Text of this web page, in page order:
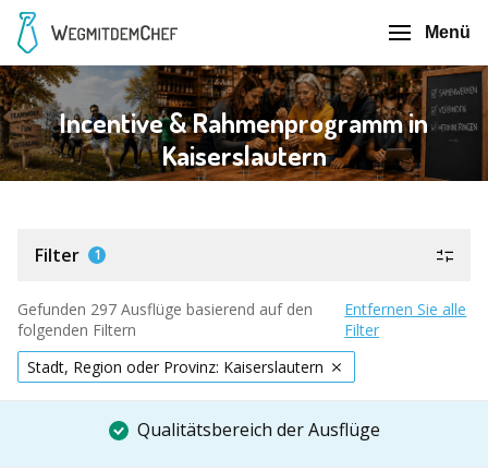
Menü
Incentive & Rahmenprogramm in
Kaiserslautern
Filter 1
Gefunden 297 Ausflüge basierend auf den
folgenden Filtern
Entfernen Sie alle
Filter
Stadt, Region oder Provinz: Kaiserslautern
Qualitätsbereich der Ausflüge